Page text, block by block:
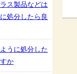
ス製品などは
処分したら良
うに処分した
か